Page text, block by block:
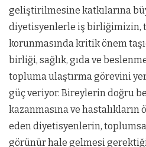
geliştirilmesine katkılarına
diyetisyenlerle iş birliğimizin,
korunmasında kritik önem
birliği, sağlık, gıda ve
topluma ulaştırma görevini
güç veriyor. Bireylerin doğru
kazanmasına ve
eden diyetisyenlerin,
görünür hale gelmesi